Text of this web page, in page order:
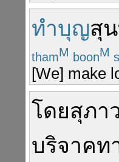
ทำบุญสุ
thamM boonM
[We] make
โดยสุภา
บริจาคท